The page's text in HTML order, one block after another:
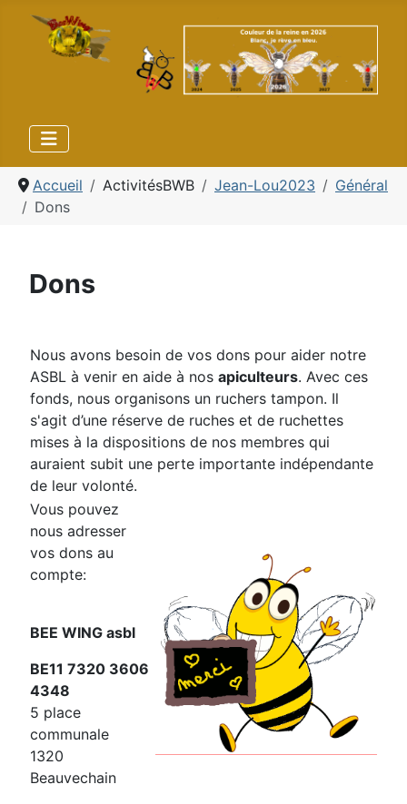
Accueil ActivitésBWB Jean-Lou2023
Général
Dons
Dons
Nous avons besoin de vos dons pour aider notre
ASBL à venir en aide à nos apiculteurs. Avec ces
fonds, nous organisons un ruchers tampon. Il
s'agit d’une réserve de ruches et de ruchettes
mises à la dispositions de nos membres qui
auraient subit une perte importante indépendante
de leur volonté.
Vous pouvez
nous adresser
vos dons au
compte:
BEE WING asbl
BE11 7320 3606
4348
5 place
communale
1320
Beauvechain